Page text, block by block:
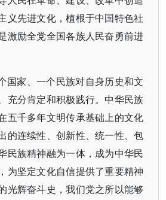
义先进文化，植根于中国特色社
激励全党全国各族人民奋勇前进
国家、一个民族对自身历史和文
充分肯定和积极践行。中华民族
五千多年文明传承基础上的文化
的连续性、创新性、统一性、包
民族精神融为一体，成为中华民
为坚定文化自信提供了重要精神
光辉奋斗史，我们党之所以能够